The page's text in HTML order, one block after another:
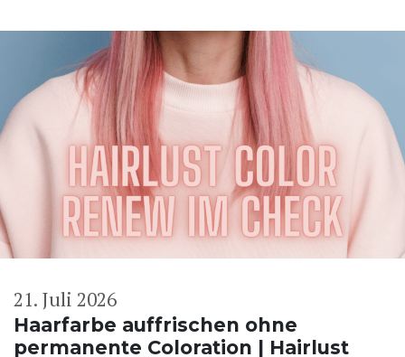
Haarfarbe auffrischen ohne
permanente Coloration | Hairlust
21. Juli 2026